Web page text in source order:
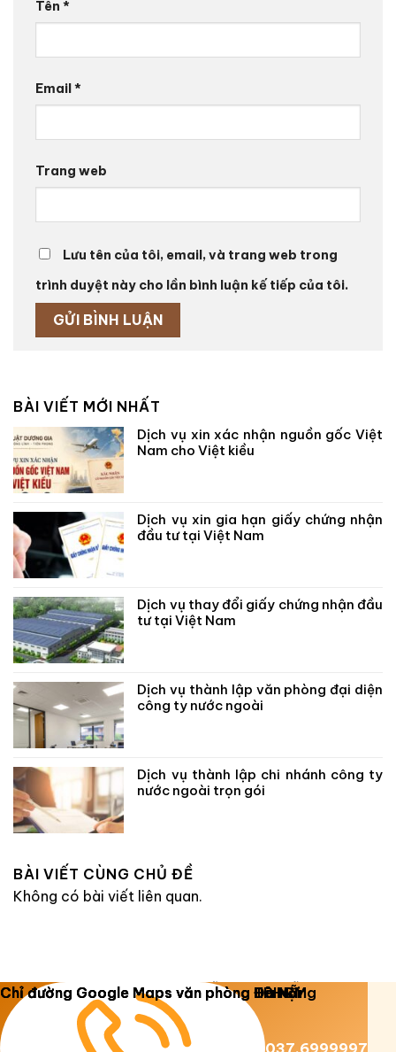
Tên *
Email*
Trang web
Lưu tên của tôi, email, và trang web trong
trình duyệt này cho lần bình luận kế tiếp của tôi.
BÀI VIẾT MỚI NHẤT
Dịch vụ xin xác nhận nguồn gốc Việt
Nam cho Việt kiều
Dịch vụ xin gia hạn giấy chứng nhận
đầu tư tại Việt Nam
Dịch vụ thay đổi giấy chứng nhận đầu
tư tại Việt Nam
Dịch vụ thành lập văn phòng đại diện
công ty nước ngoài
Dịch vụ thành lập chi nhánh công ty
nước ngoài trọn gói
BÀI VIẾT CÙNG CHỦ ĐỀ
Không có bài viết liên quan.
Copyright 2026 © Luật Dương Gia